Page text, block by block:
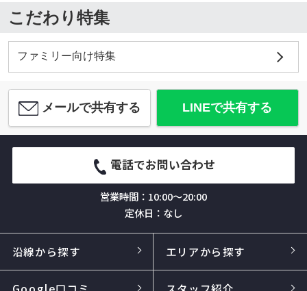
こだわり特集
ファミリー向け特集
メールで共有する LINEで共有する
電話でお問い合わせ
営業時間：10:00～20:00
定休日：なし
沿線から探す エリアから探す